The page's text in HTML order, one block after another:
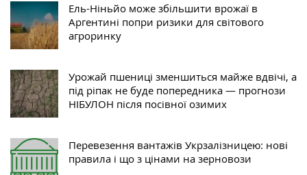
Ель-Ніньйо може збільшити врожаї в
Аргентині попри ризики для світового
агроринку
Урожай пшениці зменшиться майже вдвічі, а
під ріпак не буде попередника — прогнози
НІБУЛОН після посівної озимих
Перевезення вантажів Укрзалізницею: нові
правила і що з цінами на зерновози